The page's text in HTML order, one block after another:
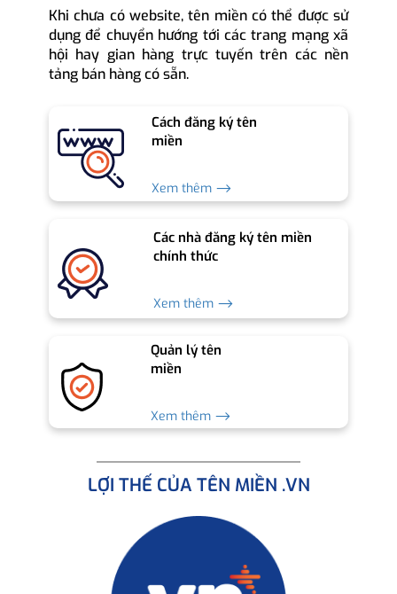
Khi chưa có website, tên miền có thể được sử
dụng để chuyển hướng tới các trang mạng xã
hội hay gian hàng trực tuyến trên các nền
tảng bán hàng có sẵn.
Cách đăng ký tên
miền
Xem thêm ⟶
Các nhà đăng ký tên miền
chính thức
Xem thêm ⟶
Quản lý tên
miền
Xem thêm ⟶
LỢI THẾ CỦA TÊN MIỀN .VN